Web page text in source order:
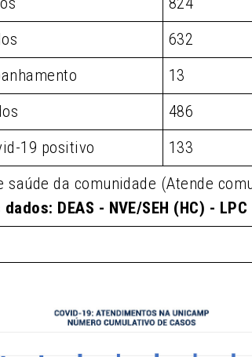
632
13
486
19 positivo
133
saúde da comunidade (Atende
DEAS - NVE/SEH (HC) -